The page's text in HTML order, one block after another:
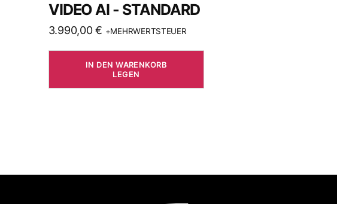
VIDEO AI - STANDARD
3.990,00€ +MEHRWERTSTEUER
IN DEN WARENKORB
LEGEN